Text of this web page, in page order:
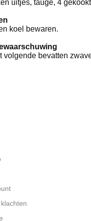
uitjes, taugé, 4
koel bewaren.
volgende bevatten